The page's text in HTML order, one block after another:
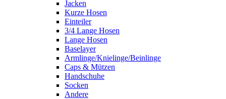
Jacken
Kurze Hosen
Einteiler
3/4 Lange Hosen
Lange Hosen
Baselayer
Armlinge/Knielinge/Beinlinge
Caps & Mützen
Handschuhe
Socken
Andere